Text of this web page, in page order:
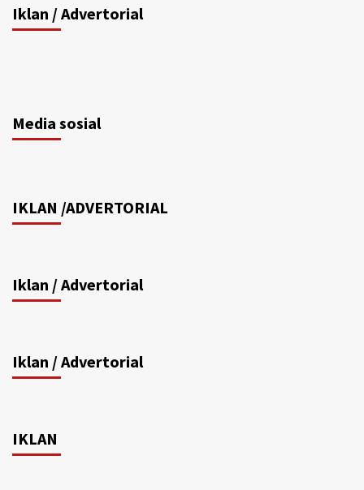
Iklan / Advertorial
Media sosial
IKLAN /ADVERTORIAL
Iklan / Advertorial
Iklan / Advertorial
IKLAN